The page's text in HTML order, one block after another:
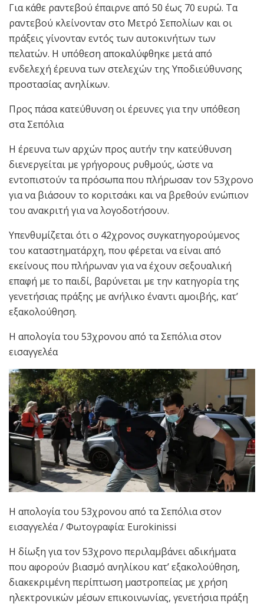
Για κάθε ραντεβού έπαιρνε από 50 έως 70 ευρώ. Τα
ραντεβού κλείνονταν στο Μετρό Σεπολίων και οι
πράξεις γίνονταν εντός των αυτοκινήτων των
πελατών. Η υπόθεση αποκαλύφθηκε μετά από
ενδελεχή έρευνα των στελεχών της Υποδιεύθυνσης
προστασίας ανηλίκων.
Προς πάσα κατεύθυνση οι έρευνες για την υπόθεση
στα Σεπόλια
Η έρευνα των αρχών προς αυτήν την κατεύθυνση
διενεργείται με γρήγορους ρυθμούς, ώστε να
εντοπιστούν τα πρόσωπα που πλήρωσαν τον 53χρονο
για να βιάσουν το κοριτσάκι και να βρεθούν ενώπιον
του ανακριτή για να λογοδοτήσουν.
Υπενθυμίζεται ότι ο 42χρονος συγκατηγορούμενος
του καταστηματάρχη, που φέρεται να είναι από
εκείνους που πλήρωναν για να έχουν σεξουαλική
επαφή με το παιδί, βαρύνεται με την κατηγορία της
γενετήσιας πράξης με ανήλικο έναντι αμοιβής, κατ’
εξακολούθηση.
Η απολογία του 53χρονου από τα Σεπόλια στον
εισαγγελέα
Η απολογία του 53χρονου από τα Σεπόλια στον
εισαγγελέα / Φωτογραφία: Eurokinissi
Η δίωξη για τον 53χρονο περιλαμβάνει αδικήματα
που αφορούν βιασμό ανηλίκου κατ’ εξακολούθηση,
διακεκριμένη περίπτωση μαστροπείας με χρήση
ηλεκτρονικών μέσων επικοινωνίας, γενετήσια πράξη